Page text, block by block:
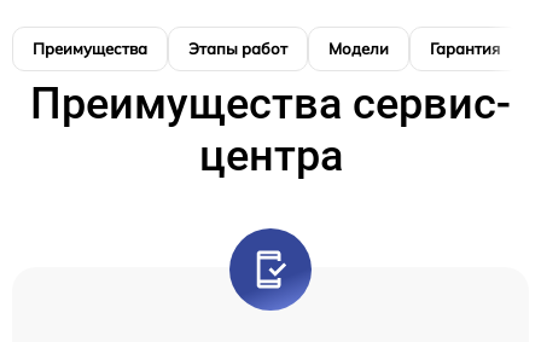
Преимущества Этапы работ Модели Гарантия
Преимущества сервис-
центра